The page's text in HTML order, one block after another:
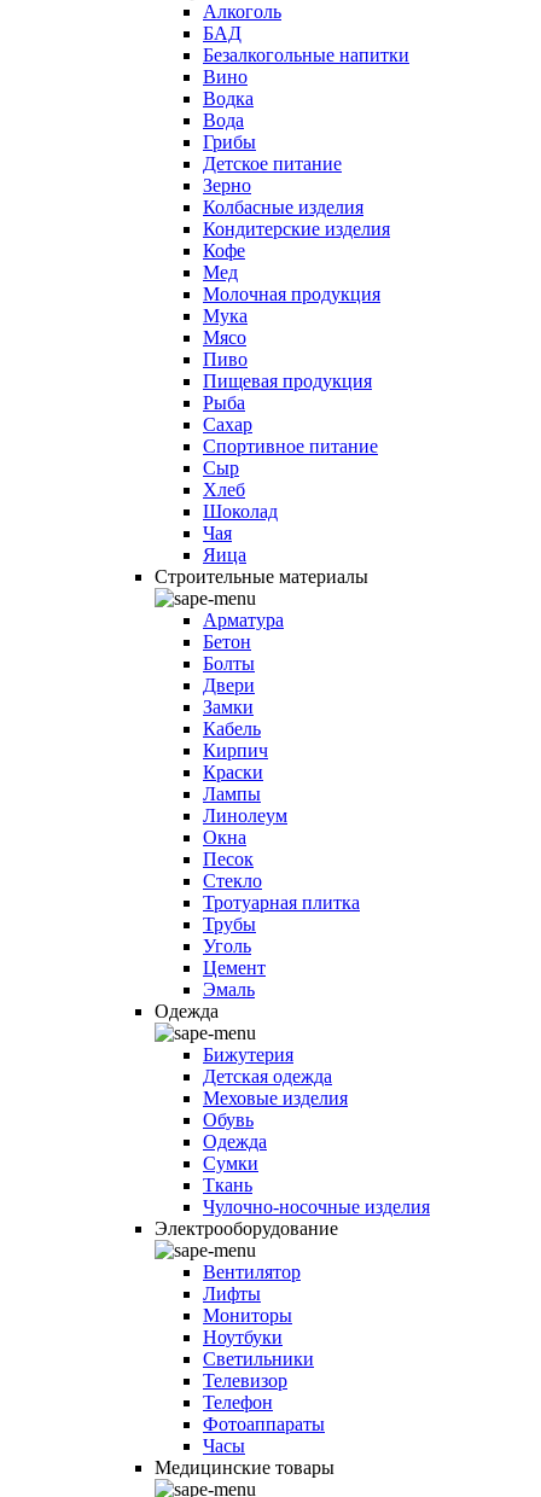
Алкоголь
БАД
Безалкогольные напитки
Вино
Водка
Вода
Грибы
Детское питание
Зерно
Колбасные изделия
Кондитерские изделия
Кофе
Мед
Молочная продукция
Мука
Мясо
Пиво
Пищевая продукция
Рыба
Сахар
Спортивное питание
Сыр
Хлеб
Шоколад
Чая
Яица
Строительные материалы
Арматура
Бетон
Болты
Двери
Замки
Кабель
Кирпич
Краски
Лампы
Линолеум
Окна
Песок
Стекло
Тротуарная плитка
Трубы
Уголь
Цемент
Эмаль
Одежда
Бижутерия
Детская одежда
Меховые изделия
Обувь
Одежда
Сумки
Ткань
Чулочно-носочные изделия
Электрооборудование
Вентилятор
Лифты
Мониторы
Ноутбуки
Светильники
Телевизор
Телефон
Фотоаппараты
Часы
Медицинские товары